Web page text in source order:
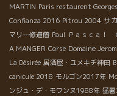
MARTIN Paris restaurent
Confianza 2016 Pitrou 2004 サ
マリー修道僧 Paul Ｐａｓｃａｌ
A MANGER Corse Domaine
La Désirée 居酒屋・ユメキチ神田
canicule 2018 モルゴン2017年
ンジュ・デ・モワンヌ1988年 猛